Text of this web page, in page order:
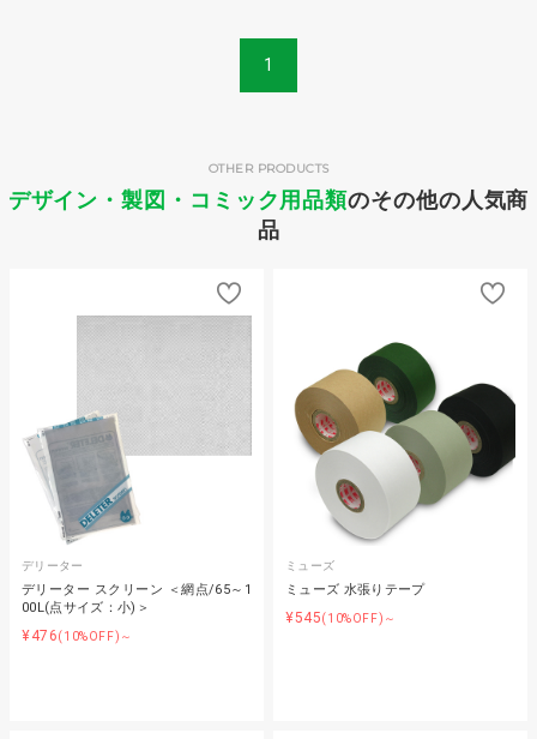
1
デザイン・製図・コミック用品類のその他の人気商
品
OTHER PRODUCTS
デリーター
デリーター スクリーン ＜網点/65～1
00L(点サイズ：小)＞
¥476(10%OFF)～
ミューズ
ミューズ 水張りテープ
¥545(10%OFF)～